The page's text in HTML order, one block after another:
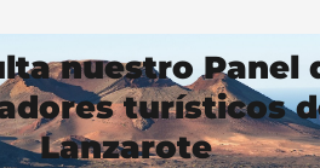
nuestro Panel
turísticos
Lanzarote